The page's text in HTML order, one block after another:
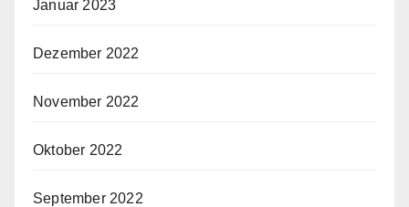
Januar 2023
Dezember 2022
November 2022
Oktober 2022
September 2022